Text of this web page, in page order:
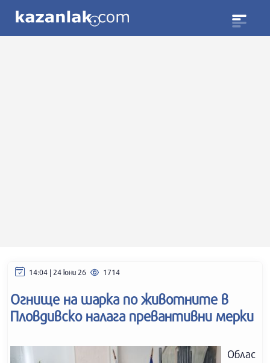
14:04 | 24 юни 26 1714
Огнище на шарка по животните в
Пловдивско налага превантивни мерки
Облас